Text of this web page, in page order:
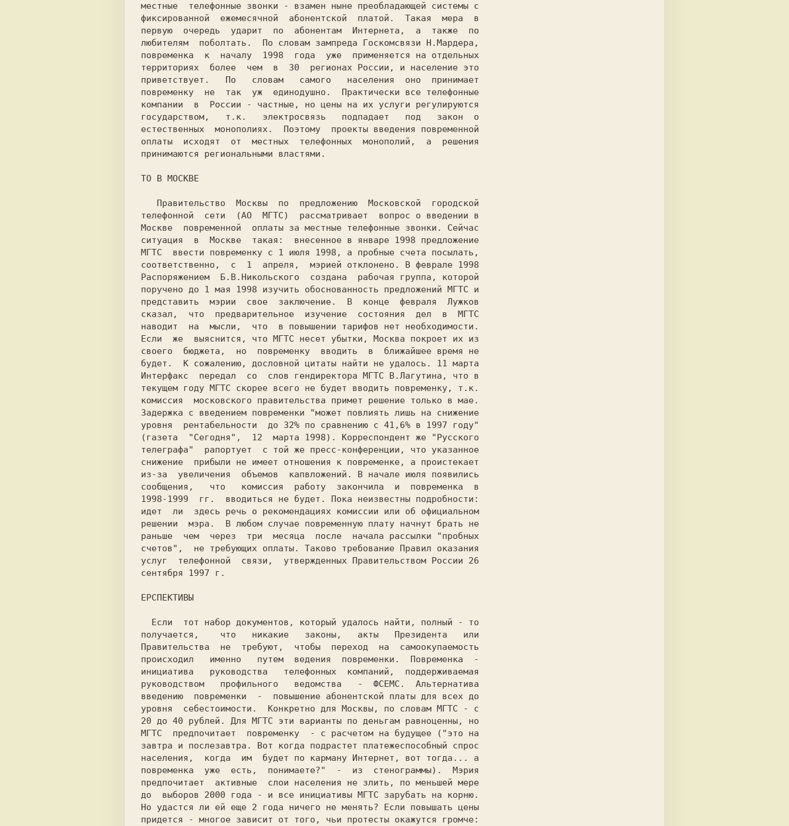
местные  телефонные звонки - взамен ныне преобладающей системы с
фиксированной  ежемесячной  абонентской  платой.  Такая  мера  в
первую  очередь  ударит  по  абонентам  Интернета,  а  также  по
любителям  поболтать.  По словам зампреда Госкомсвязи H.Мардера,
повременка  к  началу  1998  года  уже  применяется на отдельных
территориях  более  чем  в  30  регионах России, и население это
приветствует.   По   словам   самого   населения  оно  принимает
повременку  не  так  уж  единодушно.  Практически все телефонные
компании  в  России - частные, но цены на их услуги регулируются
государством,   т.к.   электросвязь   подпадает   под   закон  о
естественных  монополиях.  Поэтому  проекты введения повременной
оплаты  исходят  от  местных  телефонных  монополий,  а  решения
принимаются региональными властями.
ТО В МОСКВЕ
телефонной  сети  (АО  МГТС)  рассматривает  вопрос о введении в
Москве  повременной  оплаты за местные телефонные звонки. Сейчас
ситуация  в  Москве  такая: внесенное в январе 1998 предложение
МГТС  ввести повременку с 1 июля 1998, а пробные счета посылать,
соответственно,  с  1  апреля,  мэрией отклонено. В феврале 1998
Распоряжением  Б.В.Hикольского  создана  рабочая группа, которой
поручено до 1 мая 1998 изучить обоснованность предложений МГТС и
представить  мэрии  свое  заключение.  В  конце  февраля  Лужков
сказал,  что  предварительное  изучение  состояния  дел  в  МГТС
наводит  на  мысли,  что  в повышении тарифов нет необходимости.
Если  же  выяснится, что МГТС несет убытки, Москва покроет их из
своего  бюджета,  но  повременку  вводить  в  ближайшее время не
будет.  К сожалению, дословной цитаты найти не удалось. 11 марта
Интерфакс  передал  со  слов гендиректора МГТС В.Лагутина, что в
текущем году МГТС скорее всего не будет вводить повременку, т.к.
комиссия  московского правительства примет решение только в мае.
Задержка с введением повременки "может повлиять лишь на снижение
уровня  рентабельности  до 32% по сравнению с 41,6% в 1997 году"
(газета  "Сегодня",  12  марта 1998). Корреспондент же "Русского
телеграфа"  рапортует  с той же пресс-конференции, что указанное
снижение  прибыли не имеет отношения к повременке, а проистекает
из-за  увеличения  объемов  капвложений. В начале июля появились
сообщения,   что   комиссия  работу  закончила  и  повременка  в
1998-1999  гг.  вводиться не будет. Пока неизвестны подробности:
идет  ли  здесь речь о рекомендациях комиссии или об официальном
решении  мэра.  В любом случае повременную плату начнут брать не
раньше  чем  через  три  месяца  после  начала рассылки "пробных
счетов",  не требующих оплаты. Таково требование Правил оказания
услуг  телефонной  связи,  утвержденных Правительством России 26
сентября 1997 г.
ЕРСПЕКТИВЫ
получается,    что   никакие   законы,   акты   Президента   или
Правительства  не  требуют,  чтобы  переход  на  самоокупаемость
происходил   именно   путем  ведения  повременки.  Повременка  -
инициатива   руководства   телефонных  компаний,  поддерживаемая
руководством   профильного   ведомства   -  ФСЕМС.  Альтернатива
введению  повременки  -  повышение абонентской платы для всех до
уровня  себестоимости.  Конкретно для Москвы, по словам МГТС - с
20 до 40 рублей. Для МГТС эти варианты по деньгам равноценны, но
МГТС  предпочитает  повременку  - с расчетом на будущее ("это на
завтра и послезавтра. Вот когда подрастет платежеспособный спрос
населения,  когда  им  будет по карману Интернет, вот тогда... а
повременка  уже  есть,  понимаете?"  -  из  стенограммы).  Мэрия
предпочитает  активные  слои населения не злить, по меньшей мере
до  выборов 2000 года - и все инициативы МГТС зарубать на корню.
Hо удастся ли ей еще 2 года ничего не менять? Если повышать цены
придется - многое зависит от того, чьи протесты окажутся громче: